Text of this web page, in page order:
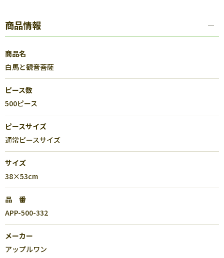
商品情報
商品名
白馬と観音菩薩
ピース数
500ピース
ピースサイズ
通常ピースサイズ
サイズ
38×53cm
品 番
APP-500-332
メーカー
アップルワン